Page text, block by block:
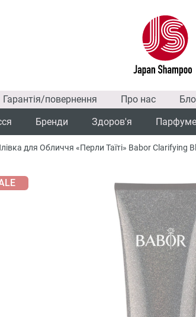
Гарантія/повернення Про нас
Бренди Здоров'я
для Обличчя «Перли Таїті» Babor Clarifying